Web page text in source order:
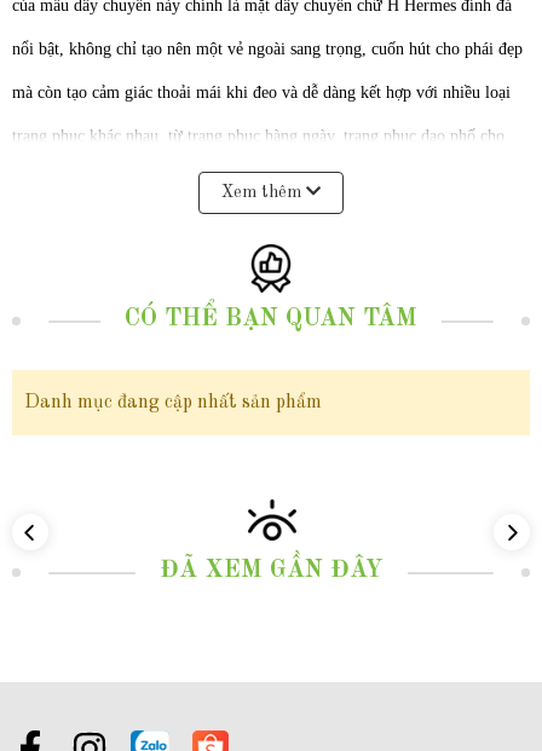
của mẫu dây chuyền này chính là mặt dây chuyền chữ H Hermes đính đá
nổi bật, không chỉ tạo nên một vẻ ngoài sang trọng, cuốn hút cho phái đẹp
mà còn tạo cảm giác thoải mái khi đeo và dễ dàng kết hợp với nhiều loại
trang phục khác nhau, từ trang phục hàng ngày, trang phục dạo phố cho
đến trang phục công sở hay trang phục dự tiệc. Khi đeo chiếc dây chuyền
những cô nàng có phong cách đằm thắm tỏa ra một năng lượng tích cực và
lãng mạn , thu hút mọi ánh nhìn xung quanh.
Với mức giá tầm 3 triệu, Sản phẩm "Dây chuyền vàngtây 10k mặt vòng
tròn Mercedes đính đá cho nữ đẹp mã D48M24 " - không chỉ là một lựa
là một món quà ý nghĩa dành tặng cho những người phụ nữ quan trọng
trong cuộc sống, như người yêu, vợ, hoặc mẹ hay người thân.
Xem thêm
CÓ THỂ BẠN QUAN TÂM
Danh mục đang cập nhất sản phẩm
ĐÃ XEM GẦN ĐÂY